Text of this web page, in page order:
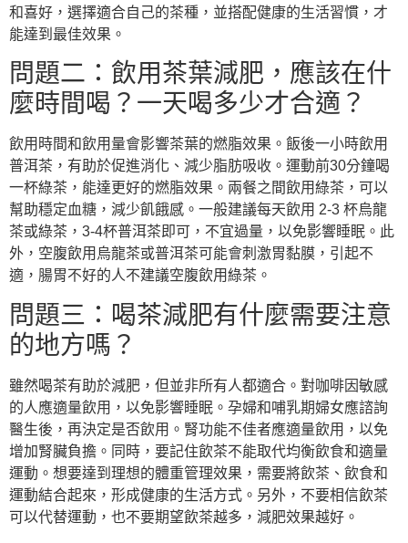
和喜好，選擇適合自己的茶種，並搭配健康的生活習慣，才
能達到最佳效果。
問題二：飲用茶葉減肥，應該在什
麼時間喝？一天喝多少才合適？
飲用時間和飲用量會影響茶葉的燃脂效果。飯後一小時飲用
普洱茶，有助於促進消化、減少脂肪吸收。運動前30分鐘喝
一杯綠茶，能達更好的燃脂效果。兩餐之間飲用綠茶，可以
幫助穩定血糖，減少飢餓感。一般建議每天飲用 2-3 杯烏龍
茶或綠茶，3-4杯普洱茶即可，不宜過量，以免影響睡眠。此
外，空腹飲用烏龍茶或普洱茶可能會刺激胃黏膜，引起不
適，腸胃不好的人不建議空腹飲用綠茶。
問題三：喝茶減肥有什麼需要注意
的地方嗎？
雖然喝茶有助於減肥，但並非所有人都適合。對咖啡因敏感
的人應適量飲用，以免影響睡眠。孕婦和哺乳期婦女應諮詢
醫生後，再決定是否飲用。腎功能不佳者應適量飲用，以免
增加腎臟負擔。同時，要記住飲茶不能取代均衡飲食和適量
運動。想要達到理想的體重管理效果，需要將飲茶、飲食和
運動結合起來，形成健康的生活方式。另外，不要相信飲茶
可以代替運動，也不要期望飲茶越多，減肥效果越好。